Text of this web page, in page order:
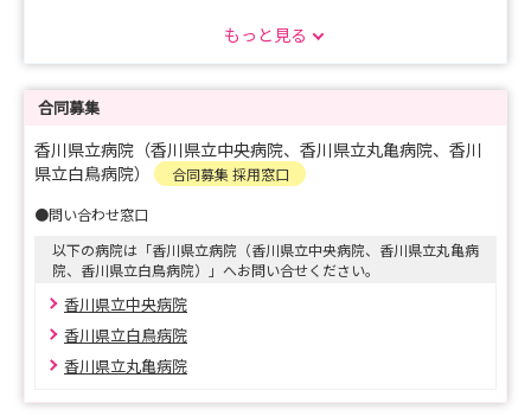
もっと見る
合同募集
香川県立病院（香川県立中央病院、香川県立丸亀病院、香川
県立白鳥病院）
合同募集 採用窓口
●問い合わせ窓口
以下の病院は「香川県立病院（香川県立中央病院、香川県立丸亀病
院、香川県立白鳥病院）」へお問い合せください。
香川県立中央病院
香川県立白鳥病院
香川県立丸亀病院